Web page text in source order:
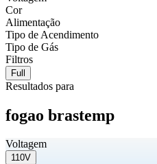
Cor
Alimentação
Tipo de Acendimento
Tipo de Gás
Filtros
Full
Resultados para
fogao brastemp
Voltagem
110V